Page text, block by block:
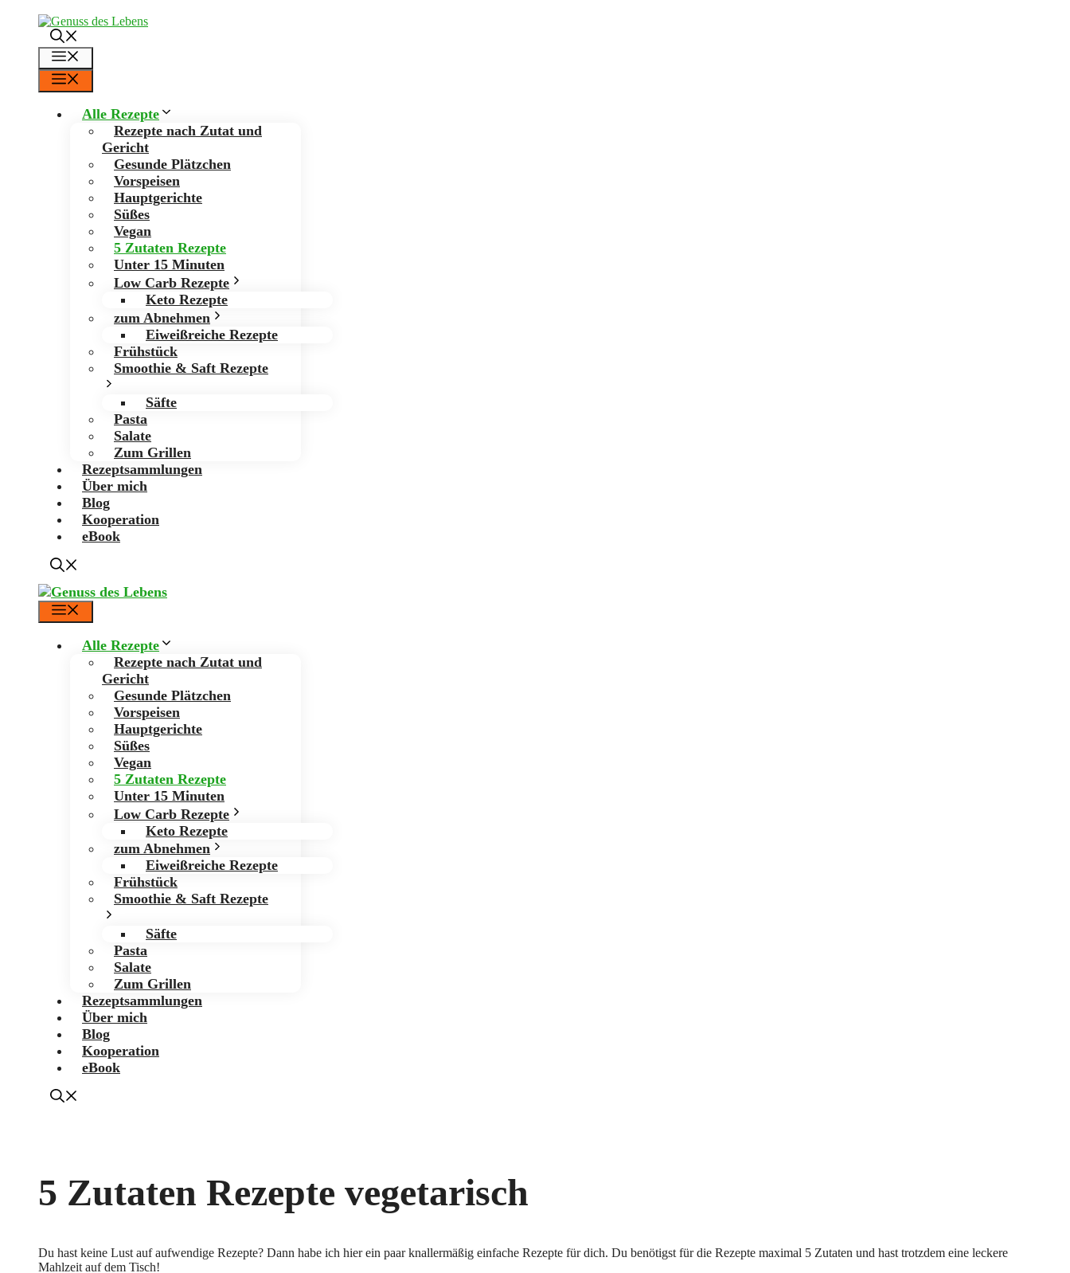
Alle Rezepte
Rezepte nach Zutat und
Gericht
Gesunde Plätzchen
Vorspeisen
Hauptgerichte
Süßes
Vegan
5 Zutaten Rezepte
Unter 15 Minuten
Low Carb Rezepte
Keto Rezepte
zum Abnehmen
Eiweißreiche Rezepte
Frühstück
Smoothie & Saft Rezepte
Säfte
Pasta
Salate
Zum Grillen
Rezeptsammlungen
Über mich
Blog
Kooperation
eBook
Alle Rezepte
Rezepte nach Zutat und
Gericht
Gesunde Plätzchen
Vorspeisen
Hauptgerichte
Süßes
Vegan
5 Zutaten Rezepte
Unter 15 Minuten
Low Carb Rezepte
Keto Rezepte
zum Abnehmen
Eiweißreiche Rezepte
Frühstück
Smoothie & Saft Rezepte
Säfte
Pasta
Salate
Zum Grillen
Rezeptsammlungen
Über mich
Blog
Kooperation
eBook
5 Zutaten Rezepte vegetarisch
Du hast keine Lust auf aufwendige Rezepte? Dann habe ich hier ein paar knallermäßig einfache Rezepte für dich. Du benötigst für die Rezepte maximal 5 Zutaten und hast trotzdem eine leckere
Mahlzeit auf dem Tisch!